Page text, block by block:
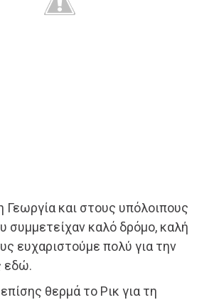
Γεωργία και στους υπόλοιπους
συμμετείχαν καλό δρόμο, καλή
ευχαριστούμε πολύ για την
εδώ.
θερμά το Ρικ για τη